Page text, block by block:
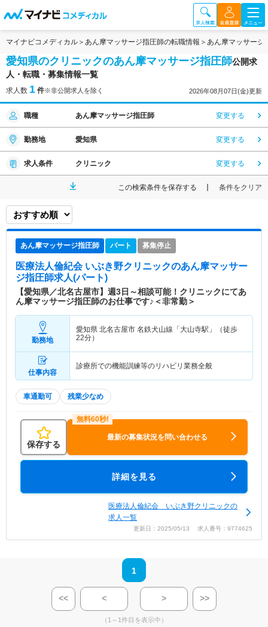
マイナビコメディカル あん摩マッサージ指圧師の転職情報 あん摩マッサージ
愛知県のクリニックのあん摩マッサージ指圧師公開求
人・転職・募集情報一覧
求人数 1 件※非公開求人を除く 2026年08月07日(金)更新
職種 あん摩マッサージ指圧師 変更する
勤務地 愛知県 変更する
求人条件 クリニック 変更する
この検索条件を保存する 条件をクリア
あん摩マッサージ指圧師 パート 募集停止
医療法人倫紀会 いぶき野クリニックのあん摩マッサー
ジ指圧師求人(パート)
【愛知県／北名古屋市】週3日～相談可能！クリニックにてあ
ん摩マッサージ指圧師のお仕事です♪＜非常勤＞
勤務地
愛知県 北名古屋市 名鉄犬山線「大山寺駅」（徒歩
22分）
仕事内容
診療所での機能訓練等のリハビリ業務全般
車通勤可 残業少なめ
保存する
最新の募集状況を問い合わせる
詳細を見る
医療法人倫紀会 いぶき野クリニックの
求人一覧
更新日：2025/05/13 求人番号：9774625
1
<< < > >>
（1～1件目を表示中）